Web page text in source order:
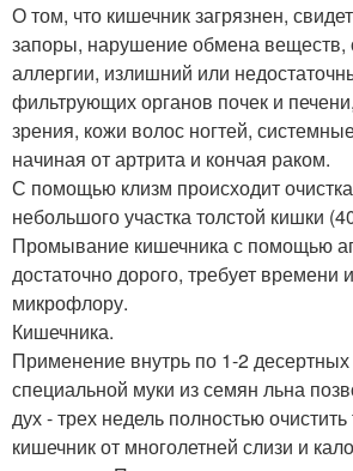
О том, что кишечник загрязнен,
запоры, нарушение обмена веществ,
аллергии, излишний или
фильтрующих органов почек и
зрения, кожи волос ногтей,
начиная от артрита и кончая раком.
С помощью клизм происходит
небольшого участка толстой кишки
Промывание кишечника с помощью
достаточно дорого, требует времени
микрофлору.
Кишечника.
Применение внутрь по 1-2
специальной муки из семян льна
дух - трех недель полностью
кишечник от многолетней слизи и